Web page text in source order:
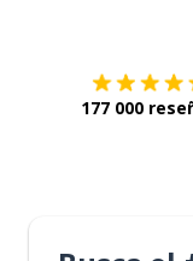
177 000